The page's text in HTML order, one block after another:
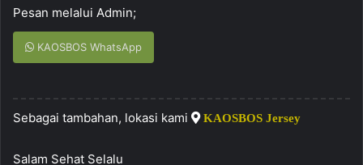
Pesan melalui Admin;
KAOSBOS WhatsApp
Sebagai tambahan, lokasi kami KAOSBOS Jersey
Salam Sehat Selalu